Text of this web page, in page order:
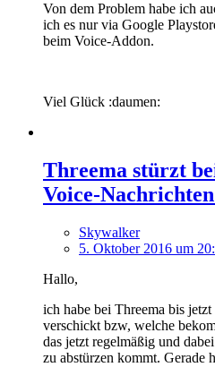
Von dem Problem habe ich
ich es nur via Google
beim Voice-Addon.
Viel Glück :daumen:
Threema stürzt
Voice-
Skywalker
5. Oktober 2016 um
Hallo,
ich habe bei Threema bis
verschickt bzw, welche
das jetzt regelmäßig und
zu abstürzen kommt. Gerade